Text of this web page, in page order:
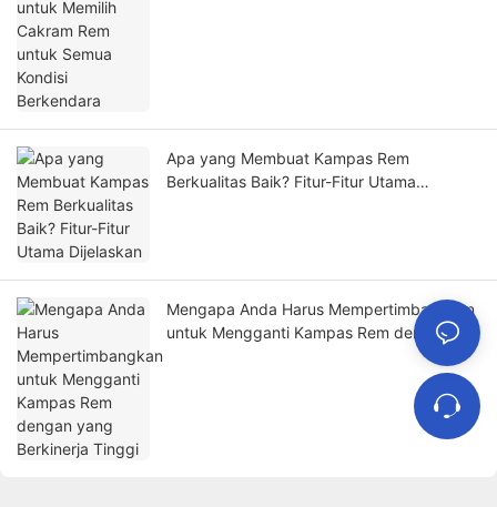
Apa yang Membuat Kampas Rem
Berkualitas Baik? Fitur-Fitur Utama
Mengapa Anda Harus Mempertimbangkan
untuk Mengganti Kampas Rem dengan